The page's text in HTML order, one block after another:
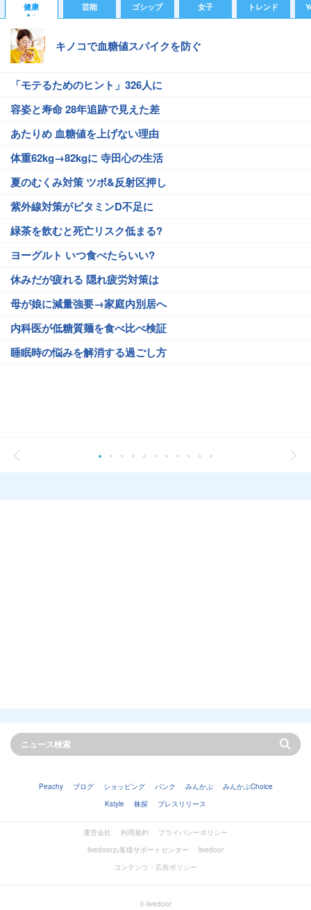
健康 芸能 ゴシップ 女子 トレンド
キノコで血糖値スパイクを防ぐ
「モテるためのヒント」326人に
容姿と寿命 28年追跡で見えた差
あたりめ 血糖値を上げない理由
体重62kg→82kgに 寺田心の生活
夏のむくみ対策 ツボ&反射区押し
紫外線対策がビタミンD不足に
緑茶を飲むと死亡リスク低まる?
ヨーグルト いつ食べたらいい?
休みだが疲れる 隠れ疲労対策は
母が娘に減量強要→家庭内別居へ
内科医が低糖質麺を食べ比べ検証
睡眠時の悩みを解消する過ごし方
Peachy ブログ ショッピング バンク みんかぶ
みんかぶChoice
Kstyle
株探 プレスリリース
運営会社 利用規約
プライバシーポリシー
livedoorお客様サポートセンター
livedoor
コンテンツ・広告ポリシー
© livedoor